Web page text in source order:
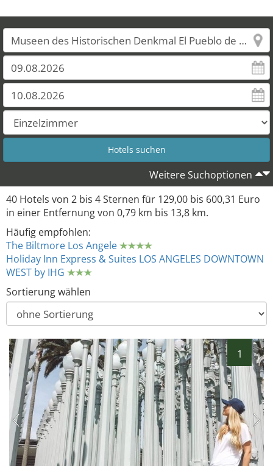
Weitere Suchoptionen
40 Hotels von 2 bis 4 Sternen für 129,00 bis 600,31 Euro
in einer Entfernung von 0,79 km bis 13,8 km.
Häufig empfohlen:
The Biltmore Los Angele
Holiday Inn Express & Suites LOS ANGELES DOWNTOWN
WEST by IHG
Sortierung wählen
1